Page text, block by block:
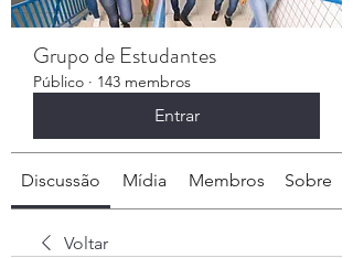
Grupo de Estudantes
Público · 143 membros
Entrar
Discussão Mídia Membros Sobre
Voltar